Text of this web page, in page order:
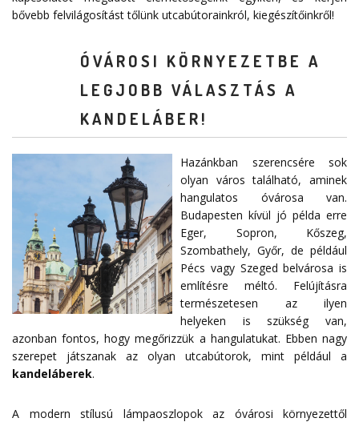
bővebb felvilágosítást tőlünk utcabútorainkról, kiegészítőinkről!
ÓVÁROSI KÖRNYEZETBE A
LEGJOBB VÁLASZTÁS A
KANDELÁBER!
Hazánkban szerencsére sok
olyan város található, aminek
hangulatos óvárosa van.
Budapesten kívül jó példa erre
Eger, Sopron, Kőszeg,
Szombathely, Győr, de például
Pécs vagy Szeged belvárosa is
említésre méltó. Felújításra
természetesen az ilyen
helyeken is szükség van,
azonban fontos, hogy megőrizzük a hangulatukat. Ebben nagy
szerepet játszanak az olyan utcabútorok, mint például a
kandeláberek.
A modern stílusú lámpaoszlopok az óvárosi környezettől